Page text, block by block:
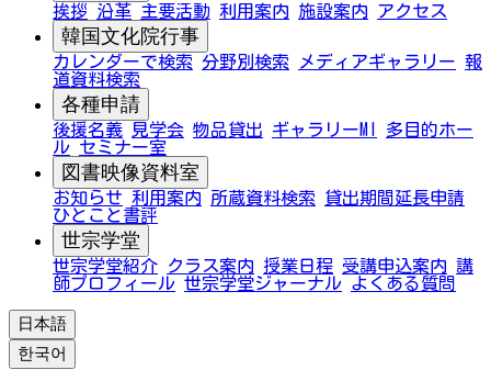
挨拶 沿革 主要活動 利用案内 施設案内 アクセス
韓国文化院行事
カレンダーで検索 分野別検索 メディアギャラリー 報
道資料検索
各種申請
後援名義 見学会 物品貸出 ギャラリーMI
多目的ホー
ル セミナー室
図書映像資料室
お知らせ 利用案内 所蔵資料検索
貸出期間延長申請
ひとこと書評
世宗学堂
世宗学堂紹介 クラス案内 授業日程 受講申込案内 講
師プロフィール 世宗学堂ジャーナル よくある質問
日本語
한국어